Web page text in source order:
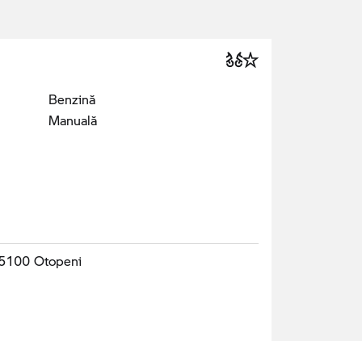
Benzină
Manuală
Otopeni